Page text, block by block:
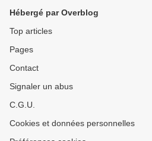
Hébergé par Overblog
Top articles
Pages
Contact
Signaler un abus
C.G.U.
Cookies et données personnelles